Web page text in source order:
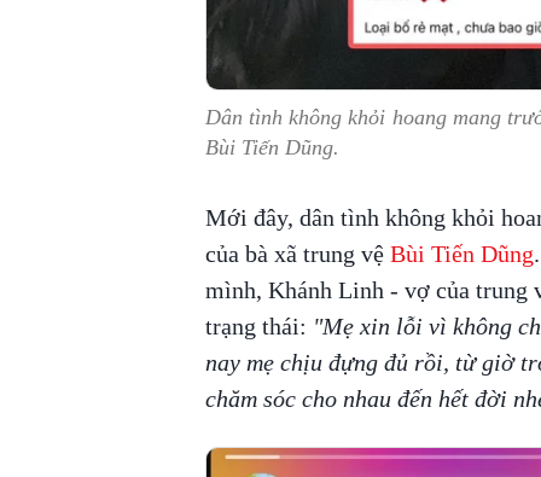
Dân tình không khỏi hoang mang
Bùi Tiến Dũng.
Mới đây, dân tình không khỏi
của bà xã trung vệ Bùi Tiến Dũng
mình, Khánh Linh - vợ của trung
trạng thái: "Mẹ xin lỗi vì không
nay mẹ chịu đựng đủ rồi, từ giờ
chăm sóc cho nhau đến hết đời